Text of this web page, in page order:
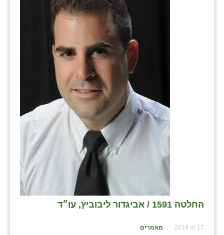
החלטה 1591 / אביגדור ליבוביץ, עו״ד
17 ינו 2019 מאמרים